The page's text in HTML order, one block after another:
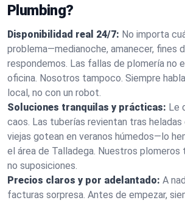
Plumbing?
Disponibilidad real 24/7: No importa
problema—medianoche, amanecer, fines
respondemos. Las fallas de plomería no
oficina. Nosotros tampoco. Siempre
local, no con un robot.
Soluciones tranquilas y prácticas: Le
caos. Las tuberías revientan tras heladas
viejas gotean en veranos húmedos—lo
el área de Talladega. Nuestros plomeros
no suposiciones.
Precios claros y por adelantado: A
facturas sorpresa. Antes de empezar,